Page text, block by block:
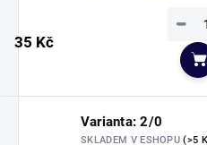
35 Kč
−
Varianta: 2/0
SKLADEM V ESHOPU(>5